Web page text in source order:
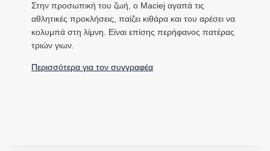
Στην προσωπική του ζωή, ο Maciej αγαπά τις
αθλητικές προκλήσεις, παίζει κιθάρα και του αρέσει να
κολυμπά στη λίμνη. Είναι επίσης περήφανος πατέρας
τριών γιων.
Περισσότερα για τον συγγραφέα